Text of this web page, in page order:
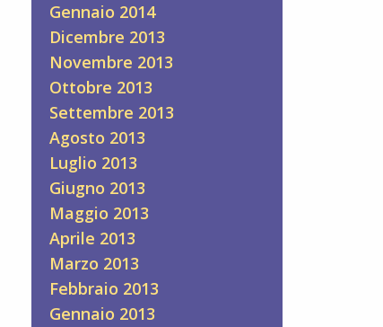
Gennaio 2014
Dicembre 2013
Novembre 2013
Ottobre 2013
Settembre 2013
Agosto 2013
Luglio 2013
Giugno 2013
Maggio 2013
Aprile 2013
Marzo 2013
Febbraio 2013
Gennaio 2013